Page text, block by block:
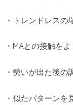
・トレンドレスの
・MAとの接触を
・勢いが出た後の
・似たパターンを